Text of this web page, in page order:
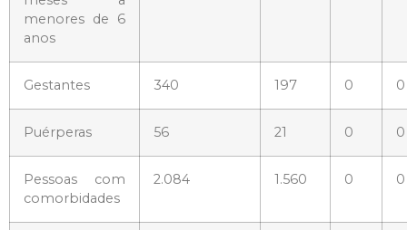
menores de 6
anos
Gestantes 340 197 0 0
Puérperas 56 21 0 0
Pessoas com
comorbidades
2.084 1.560 0 0